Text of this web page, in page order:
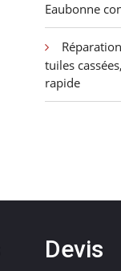
Eaubonne
tuiles
rapide
Devis